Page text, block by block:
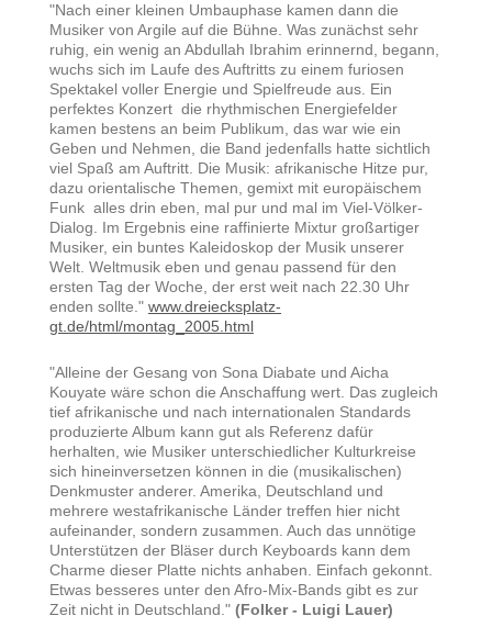
"Nach einer kleinen Umbauphase kamen dann die
Musiker von Argile auf die Bühne. Was zunächst sehr
ruhig, ein wenig an Abdullah Ibrahim erinnernd, begann,
wuchs sich im Laufe des Auftritts zu einem furiosen
Spektakel voller Energie und Spielfreude aus. Ein
perfektes Konzert  die rhythmischen Energiefelder
kamen bestens an beim Publikum, das war wie ein
Geben und Nehmen, die Band jedenfalls hatte sichtlich
viel Spaß am Auftritt. Die Musik: afrikanische Hitze pur,
dazu orientalische Themen, gemixt mit europäischem
Funk  alles drin eben, mal pur und mal im Viel-Völker-
Dialog. Im Ergebnis eine raffinierte Mixtur großartiger
Musiker, ein buntes Kaleidoskop der Musik unserer
Welt. Weltmusik eben und genau passend für den
ersten Tag der Woche, der erst weit nach 22.30 Uhr
enden sollte." www.dreiecksplatz-
gt.de/html/montag_2005.html
"Alleine der Gesang von Sona Diabate und Aicha
Kouyate wäre schon die Anschaffung wert. Das zugleich
tief afrikanische und nach internationalen Standards
produzierte Album kann gut als Referenz dafür
herhalten, wie Musiker unterschiedlicher Kulturkreise
sich hineinversetzen können in die (musikalischen)
Denkmuster anderer. Amerika, Deutschland und
mehrere westafrikanische Länder treffen hier nicht
aufeinander, sondern zusammen. Auch das unnötige
Unterstützen der Bläser durch Keyboards kann dem
Charme dieser Platte nichts anhaben. Einfach gekonnt.
Etwas besseres unter den Afro-Mix-Bands gibt es zur
Zeit nicht in Deutschland." (Folker - Luigi Lauer)